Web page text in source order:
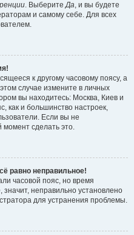
. ВыберитеДа, и вы будете
и самому себе. Для всех
к другому часовому поясу, а
случае измените в личных
вы находитесь: Москва, Киев и
как и большинство настроек,
Если вы не
момент сделать это.
равно неправильное!
часовой пояс, но время
неправильно установлено
для устранения проблемы.